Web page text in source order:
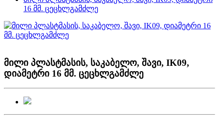
16 მმ. ცეცხლგამძლე
მილი პლასტმასის, საკაბელო, შავი, IK09,
დიამეტრი 16 მმ. ცეცხლგამძლე